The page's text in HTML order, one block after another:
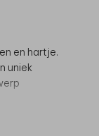
en hartje.
uniek